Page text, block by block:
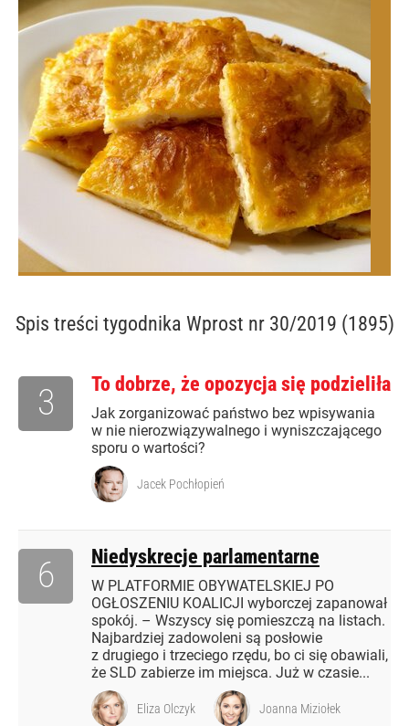
Spis treści tygodnika Wprost nr 30/2019 (1895)
To dobrze, że opozycja się podzieliła
Jak zorganizować państwo bez wpisywania
w nie nierozwiązywalnego i wyniszczającego
sporu o wartości?
3
Jacek Pochłopień
Niedyskrecje parlamentarne
W PLATFORMIE OBYWATELSKIEJ PO
OGŁOSZENIU KOALICJI wyborczej zapanował
spokój. – Wszyscy się pomieszczą na listach.
Najbardziej zadowoleni są posłowie
z drugiego i trzeciego rzędu, bo ci się obawiali,
że SLD zabierze im miejsca. Już w czasie...
6
Eliza Olczyk Joanna Miziołek